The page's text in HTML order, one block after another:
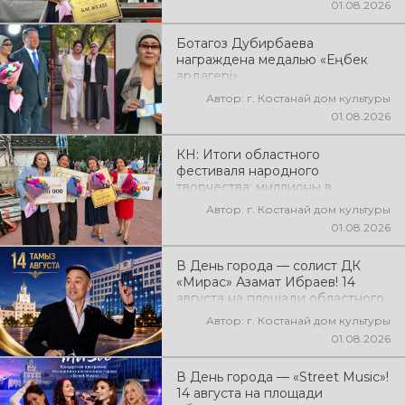
01.08.2026
Ботагоз Дубирбаева
награждена медалью «Еңбек
ардагері»
Автор: г. Костанай дом культуры
01.08.2026
КН: Итоги областного
фестиваля народного
творчества: миллионы в
культуруАвтор: г. Костанай дом культуры
01.08.2026
В День города — солист ДК
«Мирас» Азамат Ибраев! 14
августа на площади областного
акимата состоится концертная
программа Азамата Ибраева!
Вас ждут любимые песни,
энергия и праздничное
настроение!
Автор: г. Костанай дом культуры
01.08.2026
В День города — «Street Music»!
14 августа на площади